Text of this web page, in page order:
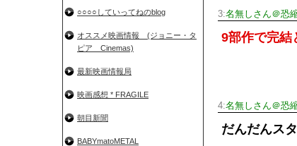
3:名無しさん＠恐
9部作で完結
4:名無しさん＠恐
だんだんス
○○○○していってねのblog
オススメ映画情報 (ジョニー・タ
ピア Cinemas)
最新映画情報局
映画感想 * FRAGILE
朝目新聞
BABYmatoMETAL